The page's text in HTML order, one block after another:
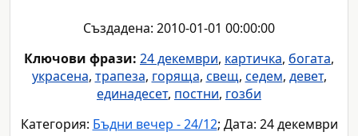
Създадена: 2010-01-01 00:00:00
Ключови фрази: 24 декември, картичка, богата,
украсена, трапеза, горяща, свещ, седем, девет,
единадесет, постни, гозби
Категория: Бъдни вечер - 24/12; Дата: 24 декември